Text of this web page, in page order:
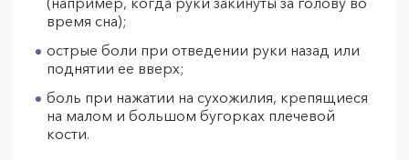
время сна);
острые боли при отведении руки назад или
поднятии ее вверх;
боль при нажатии на сухожилия, крепящиеся
на малом и большом бугорках плечевой
кости.